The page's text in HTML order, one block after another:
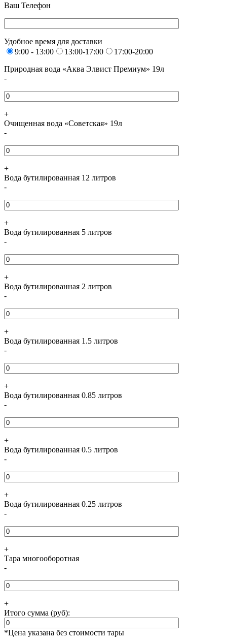
Ваш Телефон
Удобное время для доставки
9:00 - 13:00
13:00-17:00
17:00-20:00
Природная вода «Аква Элвист Премиум» 19л
-
+
Очищенная вода «Советская» 19л
-
+
Вода бутилированная 12 литров
-
+
Вода бутилированная 5 литров
-
+
Вода бутилированная 2 литров
-
+
Вода бутилированная 1.5 литров
-
+
Вода бутилированная 0.85 литров
-
+
Вода бутилированная 0.5 литров
-
+
Вода бутилированная 0.25 литров
-
+
Тара многооборотная
-
+
Итого сумма (руб):
*Цена указана без стоимости тары